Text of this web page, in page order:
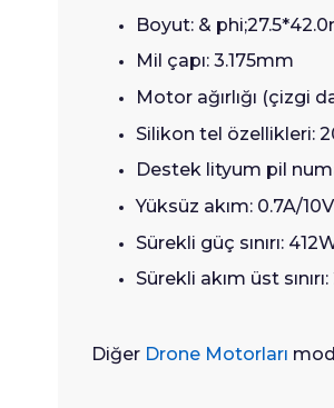
Boyut: &
Mil çapı: 3.175mm
Motor ağırlığı (çizgi
Silikon tel özellikleri:
Destek lityum pil
Yüksüz akım: 0.7A/10V
Sürekli güç sınırı:
Sürekli akım üst
Diğer Drone Motorları